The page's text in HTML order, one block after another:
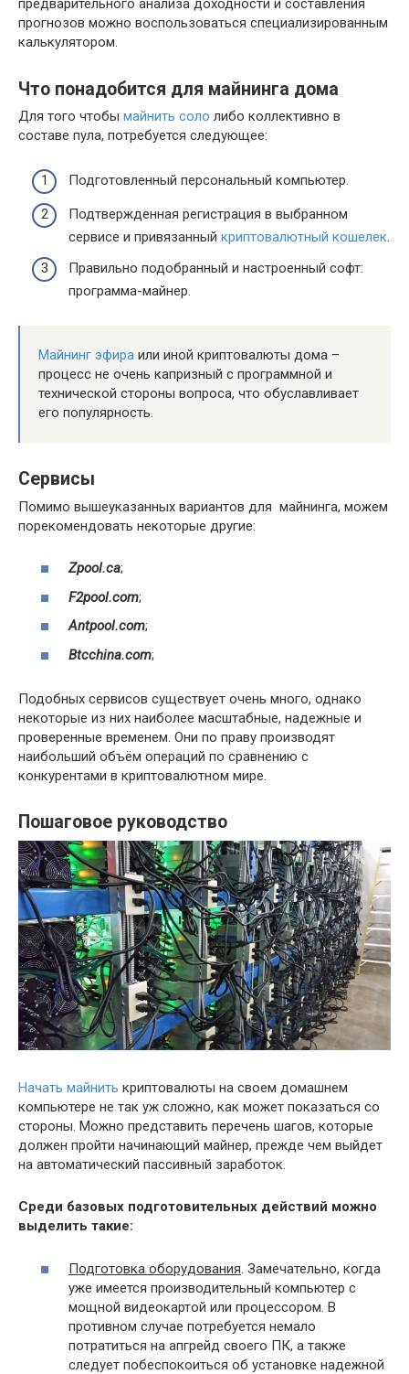
предварительного анализа доходности и составления
прогнозов можно воспользоваться специализированным
калькулятором.
Что понадобится для майнинга дома
Для того чтобы майнить соло либо коллективно в
составе пула, потребуется следующее:
Подготовленный персональный компьютер.
Подтвержденная регистрация в выбранном
сервисе и привязанный криптовалютный кошелек.
Правильно подобранный и настроенный софт:
программа-майнер.
Майнинг эфира или иной криптовалюты дома –
процесс не очень капризный с программной и
технической стороны вопроса, что обуславливает
его популярность.
Сервисы
Помимо вышеуказанных вариантов для майнинга, можем
порекомендовать некоторые другие:
Zpool.ca;
F2pool.com;
Antpool.com;
Btcchina.com;
Подобных сервисов существует очень много, однако
некоторые из них наиболее масштабные, надежные и
проверенные временем. Они по праву производят
наибольший объём операций по сравнению с
конкурентами в криптовалютном мире.
Пошаговое руководство
Начать майнить криптовалюты на своем домашнем
компьютере не так уж сложно, как может показаться со
стороны. Можно представить перечень шагов, которые
должен пройти начинающий майнер, прежде чем выйдет
на автоматический пассивный заработок.
Среди базовых подготовительных действий можно
выделить такие:
Подготовка оборудования. Замечательно, когда
уже имеется производительный компьютер с
мощной видеокартой или процессором. В
противном случае потребуется немало
потратиться на апгрейд своего ПК, а также
следует побеспокоиться об установке надежной